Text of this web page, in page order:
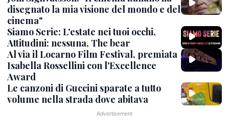
disegnato la mia visione del mondo e del
cinema"
Siamo Serie: L'estate nei tuoi occhi,
Attitudini: nessuna, The bear
Al via il Locarno Film Festival, premiata
Isabella Rossellini con l'Excellence
Award
Le canzoni di Guccini sparate a tutto
volume nella strada dove abitava